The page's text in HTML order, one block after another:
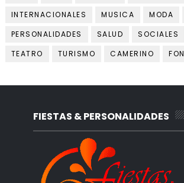
INTERNACIONALES
MUSICA MODA
PERSONALIDADES
SALUD SOCIALES
TEATRO
TURISMO CAMERINO FON
FIESTAS & PERSONALIDADES